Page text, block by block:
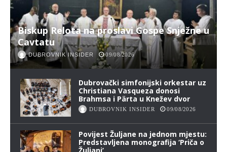
Biskup Relota na proslavi Gospe Snježne u
Cavtatu
DUBROVNIK INSIDER 09/08/2026
Dubrovački simfonijski orkestar uz
Christiana Vasqueza donosi
Brahmsa i Pärta u Knežev dvor
DUBROVNIK INSIDER 09/08/2026
Povijest Žuljane na jednom mjestu:
Predstavljena monografija ‘Priča o